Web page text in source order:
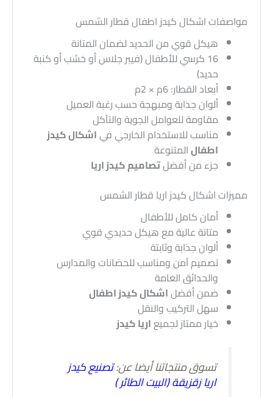
مواصفات اشكال كيدز اطفال قطار الشمس
هيكل قوي من الحديد لضمان المتانة
16 كرسي للأطفال (فيبر جلاس أو خشب أو كنبة
حديد)
أبعاد القطار: 6م × 2م
ألوان جذابة ومبهجة حسب رغبة العميل
مقاومة للعوامل الجوية والتآكل
مناسب للاستخدام الخارجي فياشكال كيدز
اطفالالمتنوعة
جزء من أفضلتصاميم كيدز اريا
مميزات اشكال كيدز اريا قطار الشمس
أمان كامل للأطفال
متانة عالية مع هيكل حديدي قوي
ألوان جذابة وثابتة
تصميم آمن ومناسب للحضانات والمدارس
والحدائق العامة
ضمن أفضلاشكال كيدز اطفال
سهل التركيب والنقل
خيار ممتاز لجميعاريا كيدز
تسوق منتجاتنا أيضا عن:تصنيع كيدز
اريا زقزيقة (البيت الطائر )